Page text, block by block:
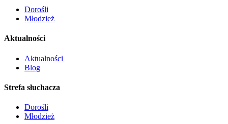
Dorośli
Młodzież
Aktualności
Aktualności
Blog
Strefa słuchacza
Dorośli
Młodzież